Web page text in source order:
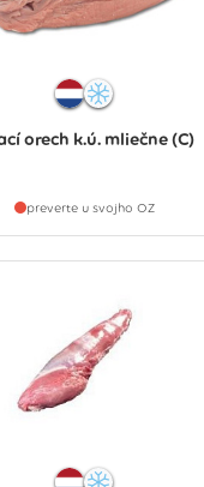
orech k.ú. mliečne (C)
preverte u svojho OZ